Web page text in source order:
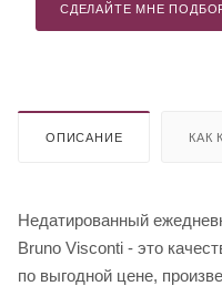
СДЕЛАЙТЕ МНЕ
ОПИСАНИЕ КАК
Недатированный
Bruno Visconti - это
по выгодной цене,